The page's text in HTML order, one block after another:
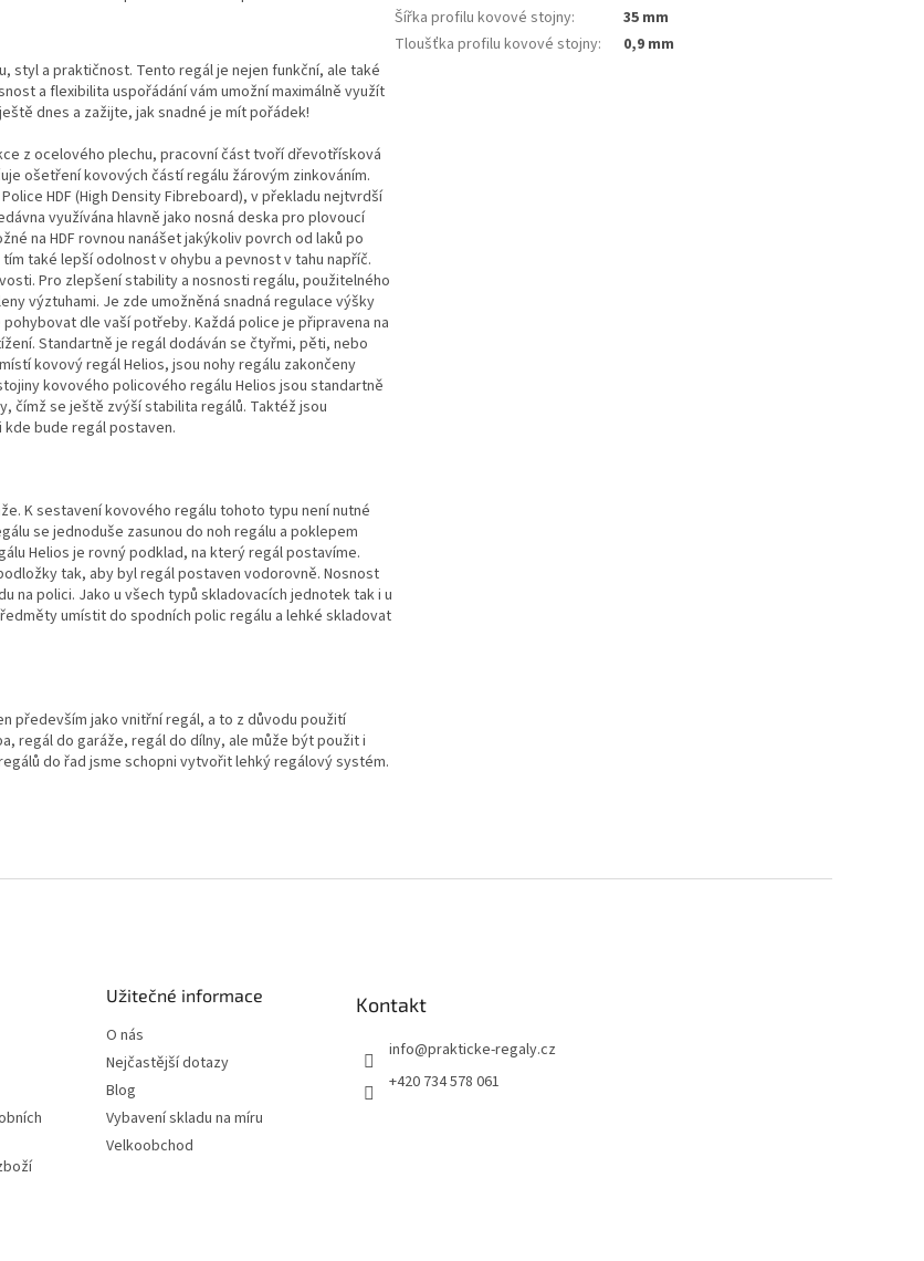
styl a praktičnost. Tento regál je nejen funkční, ale také
a flexibilita uspořádání vám umožní maximálně využít
dnes a zažijte, jak snadné je mít pořádek!
z ocelového plechu, pracovní část tvoří dřevotřísková
ošetření kovových částí regálu žárovým zinkováním.
HDF (High Density Fibreboard), v překladu nejtvrdší
využívána hlavně jako nosná deska pro plovoucí
na HDF rovnou nanášet jakýkoliv povrch od laků po
také lepší odolnost v ohybu a pevnost v tahu napříč.
Pro zlepšení stability a nosnosti regálu, použitelného
výztuhami. Je zde umožněná snadná regulace výšky
dle vaší potřeby. Každá police je připravena na
Standartně je regál dodáván se čtyřmi, pěti, nebo
kovový regál Helios, jsou nohy regálu zakončeny
kovového policového regálu Helios jsou standartně
čímž se ještě zvýší stabilita regálů. Taktéž jsou
bude regál postaven.
K sestavení kovového regálu tohoto typu není nutné
se jednoduše zasunou do noh regálu a poklepem
Helios je rovný podklad, na který regál postavíme.
tak, aby byl regál postaven vodorovně. Nosnost
na polici. Jako u všech typů skladovacích jednotek tak i u
umístit do spodních polic regálu a lehké skladovat
především jako vnitřní regál, a to z důvodu použití
regál do garáže, regál do dílny, ale může být použit i
do řad jsme schopni vytvořit lehký regálový systém.
Šířka profilu kovové stojny:
35 mm
Tloušťka profilu kovové stojny: 0,9 mm
Užitečné informace
O nás
Nejčastější dotazy
Blog
Vybavení skladu na míru
Velkoobchod
Kontakt
info@prakticke-regaly.cz
+420 734 578 061